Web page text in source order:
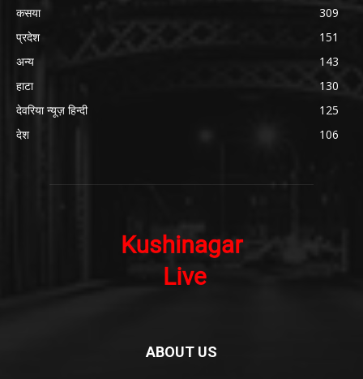
कसया
309
प्रदेश
151
अन्य
143
हाटा
130
देवरिया न्यूज़ हिन्दी
125
देश
106
ABOUT US